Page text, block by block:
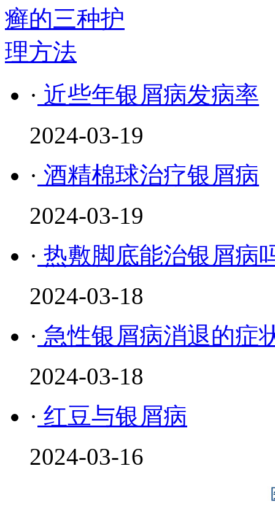
· 近些年银屑病发病率
2024-03-19
· 酒精棉球治疗银屑病
2024-03-19
· 热敷脚底能治银屑病
2024-03-18
· 急性银屑病消退的症
2024-03-18
· 红豆与银屑病
2024-03-16